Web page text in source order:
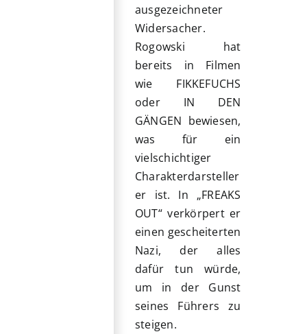
ausgezeichneter
Widersacher.
Rogowski hat
bereits in Filmen
wie FIKKEFUCHS
oder IN DEN
GÄNGEN bewiesen,
was für ein
vielschichtiger
Charakterdarsteller
er ist. In „FREAKS
OUT“ verkörpert er
einen gescheiterten
Nazi, der alles
dafür tun würde,
um in der Gunst
seines Führers zu
steigen.